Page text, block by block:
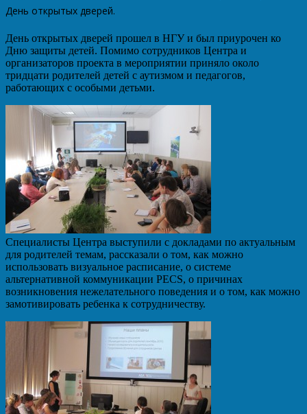
День открытых дверей.
День открытых дверей прошел в НГУ и был приурочен ко
Дню защиты детей. Помимо сотрудников Центра и
организаторов проекта в мероприятии приняло около
тридцати родителей детей с аутизмом и педагогов,
работающих с особыми детьми.
Специалисты Центра выступили с докладами по актуальным
для родителей темам, рассказали о том, как можно
использовать визуальное расписание, о системе
альтернативной коммуникации PECS, о причинах
возникновения нежелательного поведения и о том, как можно
замотивировать ребенка к сотрудничеству.